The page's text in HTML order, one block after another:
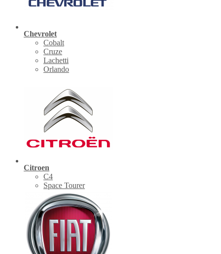
Chevrolet
Cobalt
Cruze
Lachetti
Orlando
Citroen
C4
Space Tourer